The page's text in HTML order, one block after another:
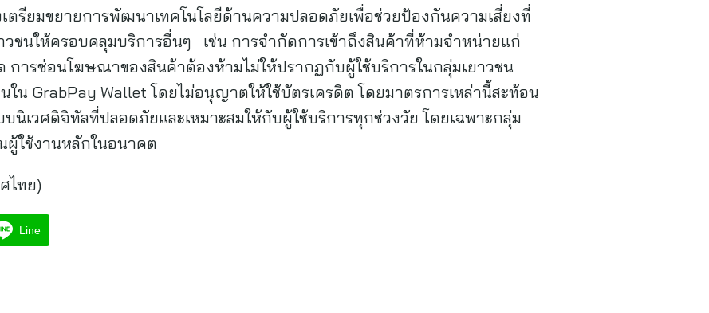
รียมขยายการพัฒนาเทคโนโลยีด้านความปลอดภัยเพื่อช่วยป้องกันความเสี่ยงที่
วชนให้ครอบคลุมบริการอื่นๆ เช่น การจำกัดการเข้าถึงสินค้าที่ห้ามจำหน่ายแก่
ารซ่อนโฆษณาของสินค้าต้องห้ามไม่ให้ปรากฏกับผู้ใช้บริการในกลุ่มเยาวชน
ใน GrabPay Wallet โดยไม่อนุญาตให้ใช้บัตรเครดิต โดยมาตรการเหล่านี้สะท้อน
นิเวศดิจิทัลที่ปลอดภัยและเหมาะสมให้กับผู้ใช้บริการทุกช่วงวัย โดยเฉพาะกลุ่ม
ผู้ใช้งานหลักในอนาคต
ไทย)
Line